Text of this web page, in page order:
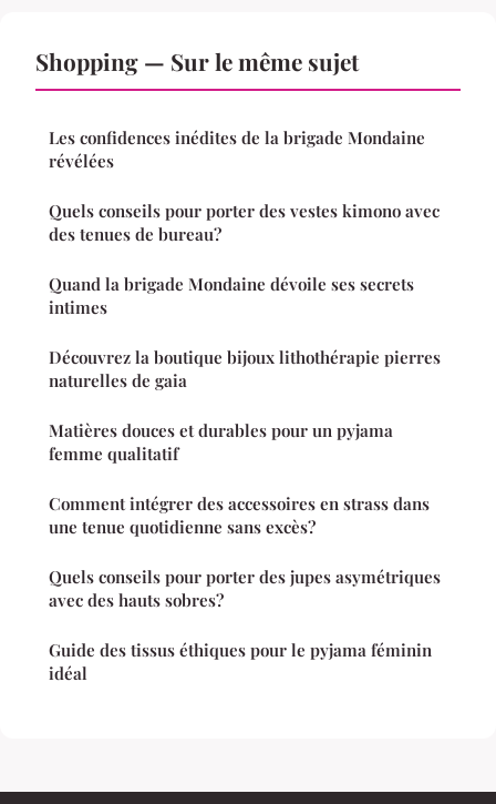
Shopping — Sur le même sujet
Les confidences inédites de la brigade Mondaine
révélées
Quels conseils pour porter des vestes kimono avec
des tenues de bureau?
Quand la brigade Mondaine dévoile ses secrets
intimes
Découvrez la boutique bijoux lithothérapie pierres
naturelles de gaia
Matières douces et durables pour un pyjama
femme qualitatif
Comment intégrer des accessoires en strass dans
une tenue quotidienne sans excès?
Quels conseils pour porter des jupes asymétriques
avec des hauts sobres?
Guide des tissus éthiques pour le pyjama féminin
idéal